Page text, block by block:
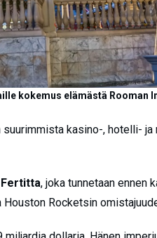
kokemus elämästä Rooman
kasino-, hotelli- ja
, joka tunnetaan ennen
Rocketsin